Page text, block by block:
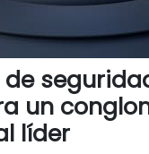
de
un
líder